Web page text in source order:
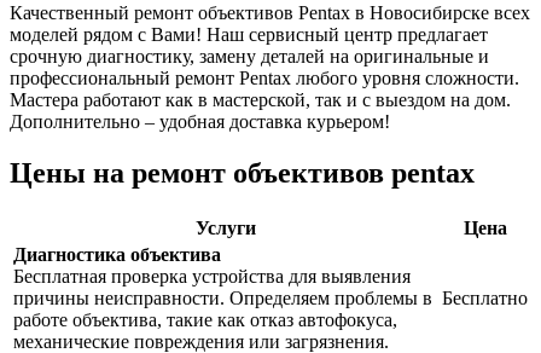
Качественный ремонт объективов Pentax в Новосибирске всех
моделей рядом с Вами! Наш сервисный центр предлагает
срочную диагностику, замену деталей на оригинальные и
профессиональный ремонт Pentax любого уровня сложности.
Мастера работают как в мастерской, так и с выездом на дом.
Дополнительно – удобная доставка курьером!
Цены на ремонт объективов pentax
Услуги
Цена
Диагностика объектива
Бесплатная проверка устройства для выявления
причины неисправности. Определяем проблемы в
работе объектива, такие как отказ автофокуса,
механические повреждения или загрязнения.
Бесплатно